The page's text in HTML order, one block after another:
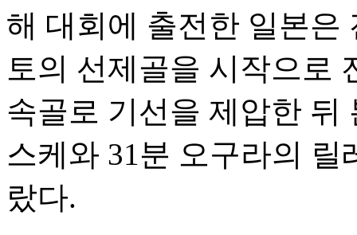
해 대회에 출전한 일본은
토의 선제골을 시작으로
속골로 기선을 제압한 뒤
스케와 31분 오구라의
랐다.